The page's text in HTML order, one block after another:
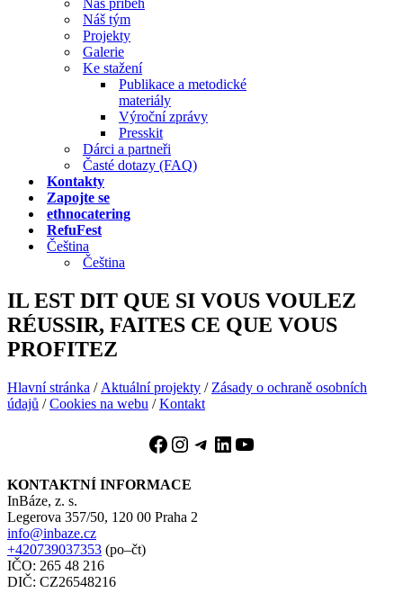
Náš příběh
Náš tým
Projekty
Galerie
Ke stažení
Publikace a metodické
materiály
Výroční zprávy
Presskit
Dárci a partneři
Časté dotazy (FAQ)
Kontakty
Zapojte se
ethnocatering
RefuFest
Čeština
Čeština
IL EST DIT QUE SI VOUS VOULEZ
RÉUSSIR, FAITES CE QUE VOUS
PROFITEZ
Hlavní stránka / Aktuální projekty / Zásady o ochraně osobních
údajů /Cookies na webu /Kontakt
Facebook
Instagram
Telegram
LinkedIn
YouTube
KONTAKTNÍ INFORMACE
InBáze, z. s.
Legerova 357/50, 120 00 Praha 2
info@inbaze.cz
+420739037353 (po–čt)
IČO: 265 48 216
DIČ: CZ26548216